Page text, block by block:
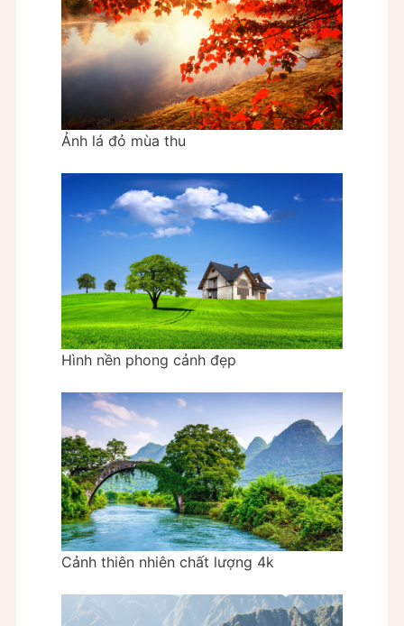
Ảnh lá đỏ mùa thu
Hình nền phong cảnh đẹp
Cảnh thiên nhiên chất lượng 4k